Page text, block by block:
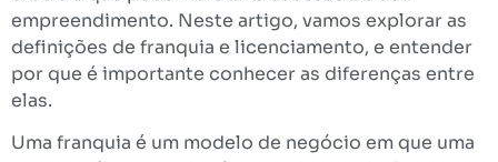
empreendimento. Neste artigo, vamos explorar as
definições de franquia e licenciamento, e entender
por que é importante conhecer as diferenças entre
elas.
Uma franquia é um modelo de negócio em que uma